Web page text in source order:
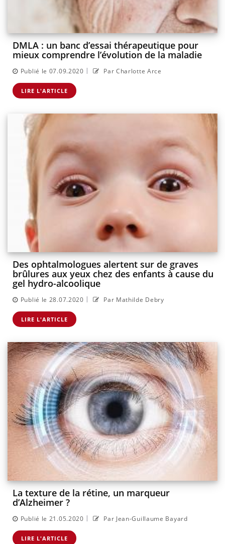
DMLA : un banc d’essai thérapeutique pour
mieux comprendre l’évolution de la maladie
Publié le 07.09.2020 | Par Charlotte Arce
LIRE L'ARTICLE
Des ophtalmologues alertent sur de graves
brûlures aux yeux chez des enfants à cause du
gel hydro-alcoolique
Publié le 28.07.2020 | Par Mathilde Debry
LIRE L'ARTICLE
La texture de la rétine, un marqueur
d’Alzheimer ?
Publié le 21.05.2020 | Par Jean-Guillaume Bayard
LIRE L'ARTICLE